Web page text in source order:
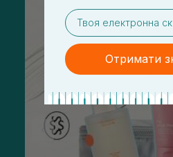
email
Отримати